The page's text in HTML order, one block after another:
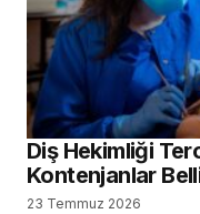
Diş Hekimliği
Kontenjanlar
23 Temmuz 2026